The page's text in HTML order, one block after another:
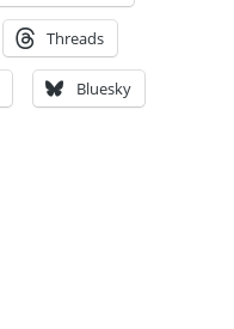
Threads
Bluesky